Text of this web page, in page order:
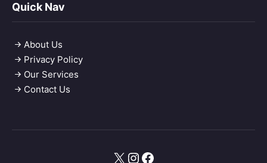
Quick Nav
About Us
Privacy Policy
Our Services
Contact Us
X Instagram
Facebook